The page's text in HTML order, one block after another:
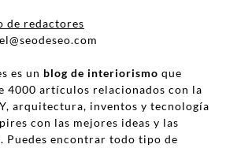
de redactores
es un blog de interiorismo que
4000 artículos relacionados con la
arquitectura, inventos y tecnología
con las mejores ideas y las
Puedes encontrar todo tipo de